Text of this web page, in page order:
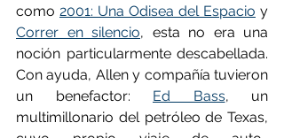
como 2001: Una Odisea del Espacio
Correr en silencio, esta no era una
noción particularmente descabellada.
Con ayuda, Allen y compañía tuvieron
un benefactor: Ed Bass, un
multimillonario del petróleo de Texas,